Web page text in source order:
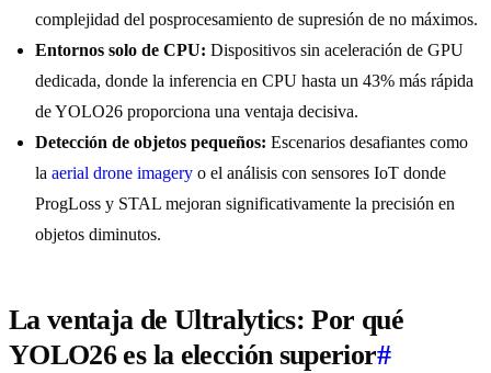
complejidad del posprocesamiento de supresión de no máximos.
Entornos solo de CPU: Dispositivos sin aceleración de GPU
dedicada, donde la inferencia en CPU hasta un 43% más rápida
de YOLO26 proporciona una ventaja decisiva.
Detección de objetos pequeños: Escenarios desafiantes como
la aerial drone imagery o el análisis con sensores IoT donde
ProgLoss y STAL mejoran significativamente la precisión en
objetos diminutos.
La ventaja de Ultralytics: Por qué
YOLO26 es la elección superior#